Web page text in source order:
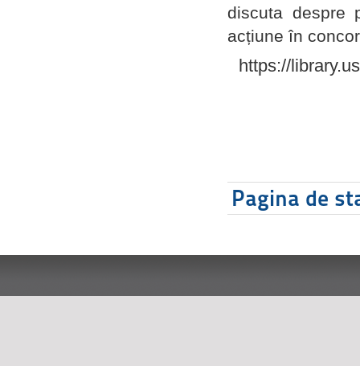
discuta despre
acțiune în
https://
Pagina de